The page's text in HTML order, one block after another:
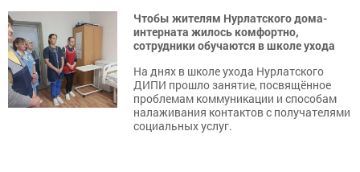
Чтобы жителям Нурлатского дома-
интерната жилось комфортно,
сотрудники обучаются в школе ухода
На днях в школе ухода Нурлатского
ДИПИ прошло занятие, посвящённое
проблемам коммуникации и способам
налаживания контактов с получателями
социальных услуг.